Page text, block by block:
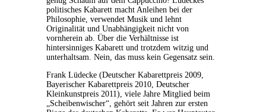
politisches Kabarett macht Anleihen bei der
Philosophie, verwendet Musik und lehnt
Originalität und Unabhängigkeit nicht von
vornherein ab. Über die Verhältnisse ist
hintersinniges Kabarett und trotzdem witzig und
unterhaltsam. Nein, das muss kein Gegensatz sein.
Frank Lüdecke (Deutscher Kabarettpreis 2009,
Bayerischer Kabarettpreis 2010, Deutscher
Kleinkunstpreis 2011), viele Jahre Mitglied beim
„Scheibenwischer“, gehört seit Jahren zur ersten